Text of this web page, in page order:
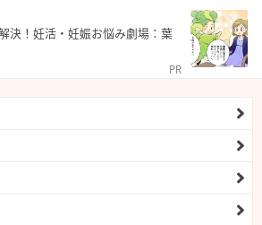
決！妊活・妊娠お悩み劇場：葉
PR